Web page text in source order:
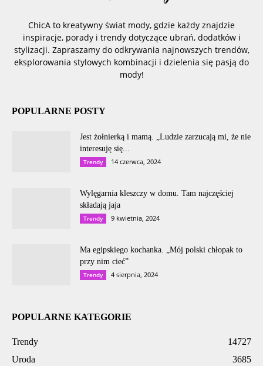
ChicA to kreatywny świat mody, gdzie każdy znajdzie
inspiracje, porady i trendy dotyczące ubrań, dodatków i
stylizacji. Zapraszamy do odkrywania najnowszych trendów,
eksplorowania stylowych kombinacji i dzielenia się pasją do
mody!
POPULARNE POSTY
Jest żołnierką i mamą. „Ludzie zarzucają mi, że nie
interesuję się...
Trendy 14 czerwca, 2024
Wylęgarnia kleszczy w domu. Tam najczęściej
składają jaja
Trendy 9 kwietnia, 2024
Ma egipskiego kochanka. „Mój polski chłopak to
przy nim cieć”
Trendy 4 sierpnia, 2024
POPULARNE KATEGORIE
Trendy
14727
Uroda
3685